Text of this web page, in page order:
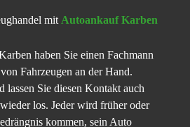
mitAutoankauf Karben
haben Sie einen Fachmann
Fahrzeugen an der Hand.
lassen Sie diesen Kontakt auch
los. Jeder wird früher oder
kommen, sein Auto